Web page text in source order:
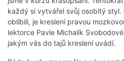
každý si vytvářel svůj osobitý styl.
oblíbili, je kreslení pravou
lektorce Pavle Michalík
jakým vás do tajů kreslení uvádí.